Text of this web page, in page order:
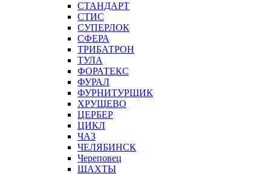
СТАНДАРТ
СТИС
СУПЕРЛОК
СФЕРА
ТРИБАТРОН
ТУЛА
ФОРАТЕКС
ФУРАЛ
ФУРНИТУРЩИК
ХРУЩЕВО
ЦЕРБЕР
ЦИКЛ
ЧАЗ
ЧЕЛЯБИНСК
Череповец
ШАХТЫ